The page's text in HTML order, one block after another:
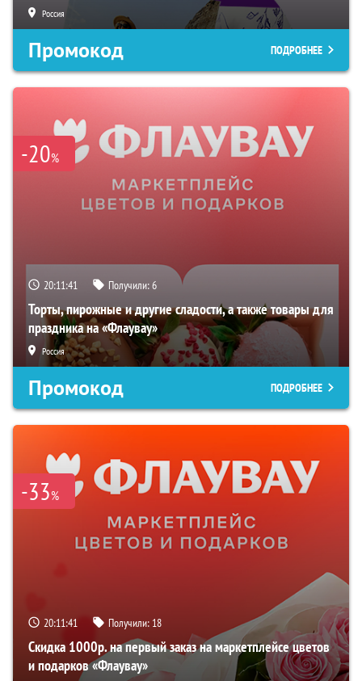
Россия
Промокод ПОДРОБНЕЕ
-20%
20:11:40 Получили:6
Торты, пирожные и другие сладости, а также товары для
праздника на «Флаувау»
Россия
Промокод ПОДРОБНЕЕ
-33%
20:11:40 Получили: 18
Скидка 1000р. на первый заказ на маркетплейсе цветов
и подарков «Флаувау»